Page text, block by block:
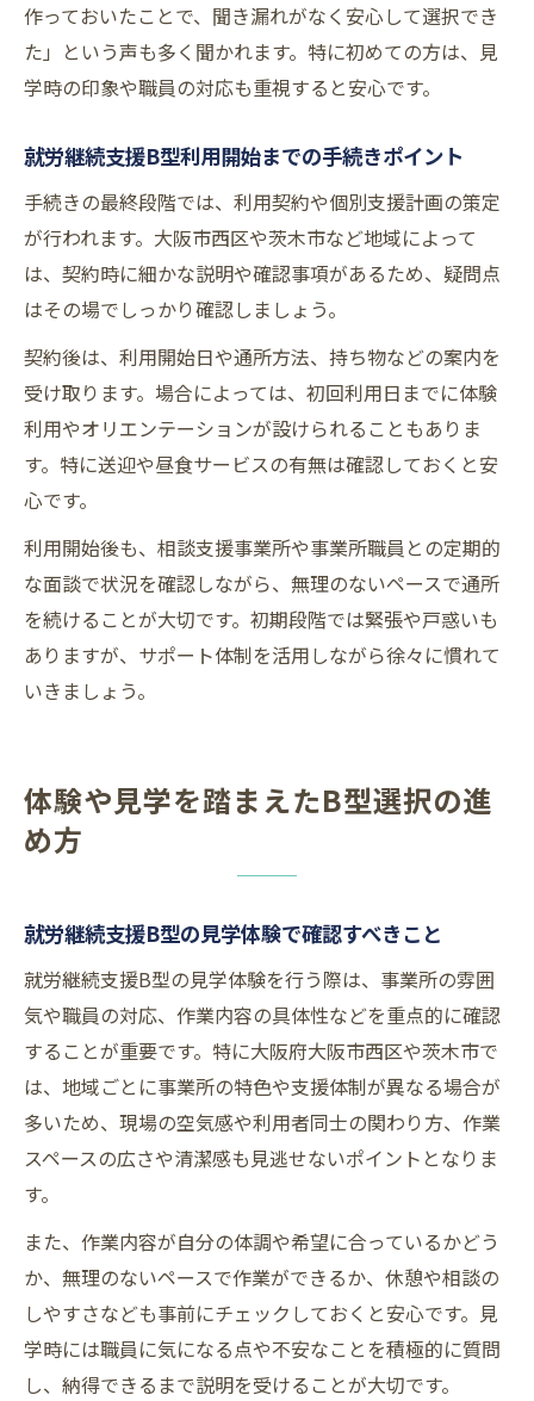
作っておいたことで、聞き漏れがなく安心して選択でき
た」という声も多く聞かれます。特に初めての方は、見
学時の印象や職員の対応も重視すると安心です。
就労継続支援B型利用開始までの手続きポイント
手続きの最終段階では、利用契約や個別支援計画の策定
が行われます。大阪市西区や茨木市など地域によって
は、契約時に細かな説明や確認事項があるため、疑問点
はその場でしっかり確認しましょう。
契約後は、利用開始日や通所方法、持ち物などの案内を
受け取ります。場合によっては、初回利用日までに体験
利用やオリエンテーションが設けられることもありま
す。特に送迎や昼食サービスの有無は確認しておくと安
心です。
利用開始後も、相談支援事業所や事業所職員との定期的
な面談で状況を確認しながら、無理のないペースで通所
を続けることが大切です。初期段階では緊張や戸惑いも
ありますが、サポート体制を活用しながら徐々に慣れて
いきましょう。
体験や見学を踏まえたB型選択の進
め方
就労継続支援B型の見学体験で確認すべきこと
就労継続支援B型の見学体験を行う際は、事業所の雰囲
気や職員の対応、作業内容の具体性などを重点的に確認
することが重要です。特に大阪府大阪市西区や茨木市で
は、地域ごとに事業所の特色や支援体制が異なる場合が
多いため、現場の空気感や利用者同士の関わり方、作業
スペースの広さや清潔感も見逃せないポイントとなりま
す。
また、作業内容が自分の体調や希望に合っているかどう
か、無理のないペースで作業ができるか、休憩や相談の
しやすさなども事前にチェックしておくと安心です。見
学時には職員に気になる点や不安なことを積極的に質問
し、納得できるまで説明を受けることが大切です。